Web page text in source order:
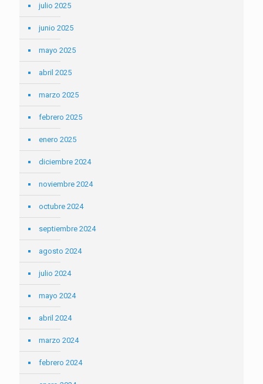
julio 2025
junio 2025
mayo 2025
abril 2025
marzo 2025
febrero 2025
enero 2025
diciembre 2024
noviembre 2024
octubre 2024
septiembre 2024
agosto 2024
julio 2024
mayo 2024
abril 2024
marzo 2024
febrero 2024